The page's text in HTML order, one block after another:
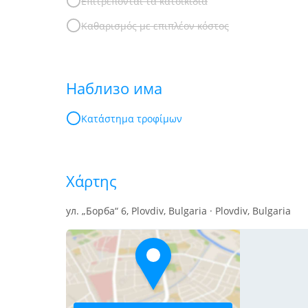
Καθαρισμός με επιπλέον κόστος
Наблизо има
Κατάστημα τροφίμων
Χάρτης
ул. „Борба“ 6, Plovdiv, Bulgaria · Plovdiv, Bulgaria